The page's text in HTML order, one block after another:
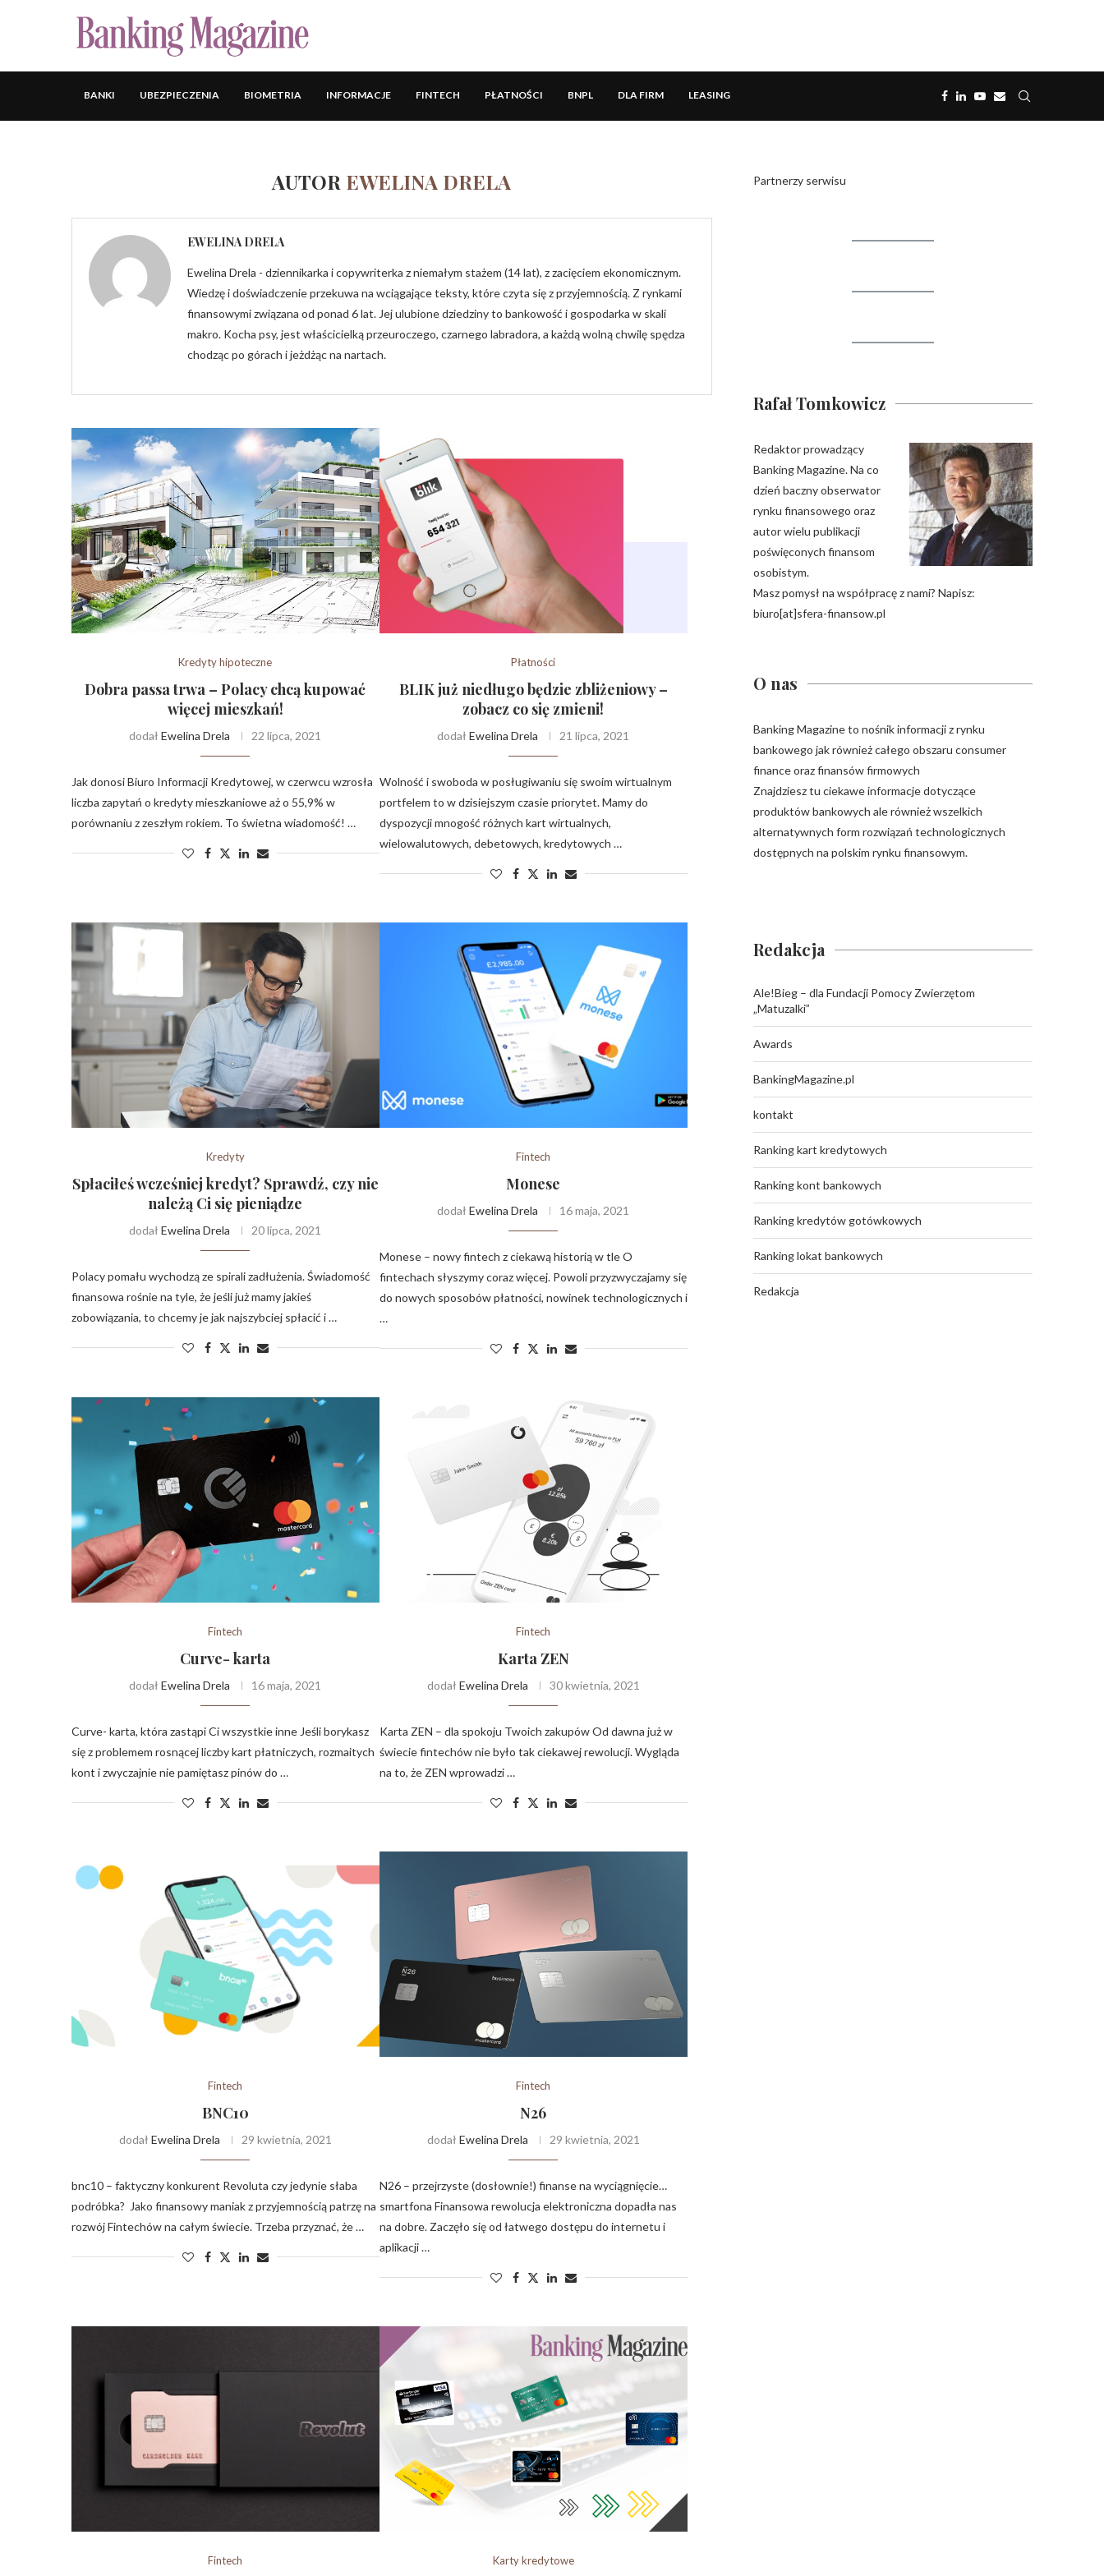
BANKI UBEZPIECZENIA BIOMETRIA INFORMACJE FINTECH PŁATNOŚCI BNPL DLA FIRM LEASING
AUTOR EWELINA DRELA
EWELINA DRELA
Ewelina Drela - dziennikarka i copywriterka z niemałym stażem (14 lat), z zacięciem ekonomicznym.
Wiedzę i doświadczenie przekuwa na wciągające teksty, które czyta się z przyjemnością. Z rynkami
finansowymi związana od ponad 6 lat. Jej ulubione dziedziny to bankowość i gospodarka w skali
makro. Kocha psy, jest właścicielką przeuroczego, czarnego labradora, a każdą wolną chwilę spędza
chodząc po górach i jeżdżąc na nartach.
Kredyty hipoteczne
Dobra passa trwa – Polacy chcą kupować
więcej mieszkań!
dodałEwelina Drela 22 lipca, 2021
Jak donosi Biuro Informacji Kredytowej, w czerwcu wzrosła
liczba zapytań o kredyty mieszkaniowe aż o 55,9% w
porównaniu z zeszłym rokiem. To świetna wiadomość! …
Płatności
BLIK już niedługo będzie zbliżeniowy –
zobacz co się zmieni!
dodałEwelina Drela 21 lipca, 2021
Wolność i swoboda w posługiwaniu się swoim wirtualnym
portfelem to w dzisiejszym czasie priorytet. Mamy do
dyspozycji mnogość różnych kart wirtualnych,
wielowalutowych, debetowych, kredytowych …
Kredyty
Spłaciłeś wcześniej kredyt? Sprawdź, czy nie
należą Ci się pieniądze
dodałEwelina Drela 20 lipca, 2021
Polacy pomału wychodzą ze spirali zadłużenia. Świadomość
finansowa rośnie na tyle, że jeśli już mamy jakieś
zobowiązania, to chcemy je jak najszybciej spłacić i …
Fintech
Monese
dodałEwelina Drela 16 maja, 2021
Monese – nowy fintech z ciekawą historią w tle O
fintechach słyszymy coraz więcej. Powoli przyzwyczajamy się
do nowych sposobów płatności, nowinek technologicznych i
…
Fintech
Curve- karta
dodałEwelina Drela 16 maja, 2021
Curve- karta, która zastąpi Ci wszystkie inne Jeśli borykasz
się z problemem rosnącej liczby kart płatniczych, rozmaitych
kont i zwyczajnie nie pamiętasz pinów do …
Fintech
Karta ZEN
dodał Ewelina Drela 30 kwietnia, 2021
Karta ZEN – dla spokoju Twoich zakupów Od dawna już w
świecie fintechów nie było tak ciekawej rewolucji. Wygląda
na to, że ZEN wprowadzi …
Fintech
BNC10
dodał Ewelina Drela 29 kwietnia, 2021
bnc10 – faktyczny konkurent Revoluta czy jedynie słaba
podróbka? Jako finansowy maniak z przyjemnością patrzę na
rozwój Fintechów na całym świecie. Trzeba przyznać, że …
Fintech
N26
dodał Ewelina Drela 29 kwietnia, 2021
N26 – przejrzyste (dosłownie!) finanse na wyciągnięcie…
smartfona Finansowa rewolucja elektroniczna dopadła nas
na dobre. Zaczęło się od łatwego dostępu do internetu i
aplikacji …
Fintech Karty kredytowe
Partnerzy serwisu
Rafał Tomkowicz
Redaktor prowadzący
Banking Magazine. Na co
dzień baczny obserwator
rynku finansowego oraz
autor wielu publikacji
poświęconych finansom
osobistym.
Masz pomysł na współpracę z nami? Napisz:
biuro[at]sfera-finansow.pl
O nas
Banking Magazine to nośnik informacji z rynku
bankowego jak również całego obszaru consumer
finance oraz finansów firmowych
Znajdziesz tu ciekawe informacje dotyczące
produktów bankowych ale również wszelkich
alternatywnych form rozwiązań technologicznych
dostępnych na polskim rynku finansowym.
Redakcja
Ale!Bieg – dla Fundacji Pomocy Zwierzętom
„Matuzalki”
Awards
BankingMagazine.pl
kontakt
Ranking kart kredytowych
Ranking kont bankowych
Ranking kredytów gotówkowych
Ranking lokat bankowych
Redakcja